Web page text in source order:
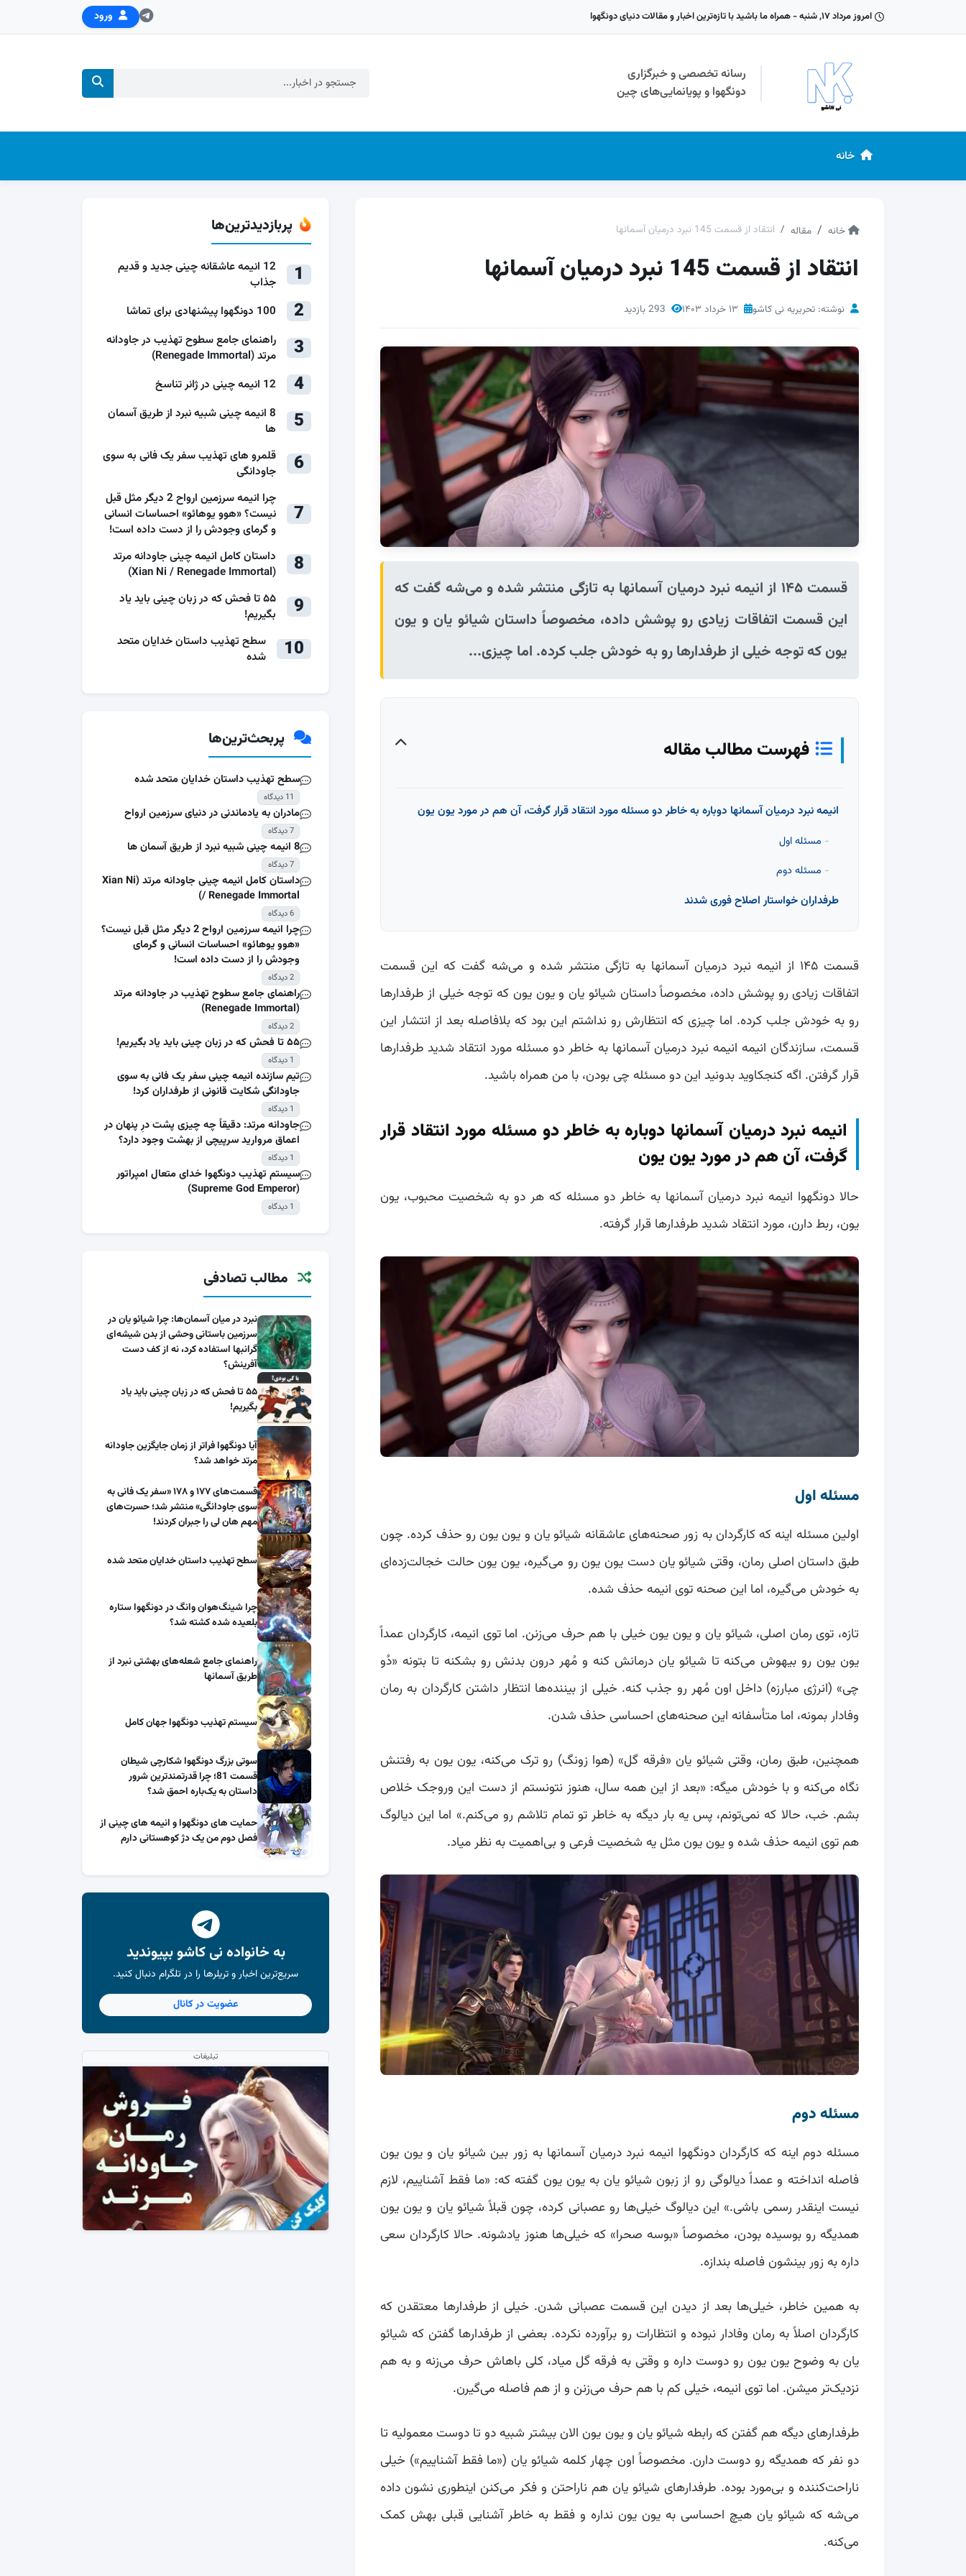
امروز مرداد ۱۷, شنبه - همراه ما باشید با تازه‌ترین اخبار و مقالات دنیای دونگهوا ورود
رسانه تخصصی و خبرگزاری
دونگهوا و پویانمایی‌های چین
خانه
خانه مقاله انتقاد از قسمت 145 نبرد درمیان آسمانها
انتقاد از قسمت 145 نبرد درمیان آسمانها
نوشته: تحریریه نی کاشو ۱۳ خرداد ۱۴۰۳
قسمت ۱۴۵ از انیمه نبرد درمیان آسمانها به تازگی منتشر شده و می‌شه گفت که
این قسمت اتفاقات زیادی رو پوشش داده، مخصوصاً داستان شیائو یان و یون
یون که توجه خیلی از طرفدارها رو به خودش جلب کرده. اما چیزی...
فهرست مطالب مقاله
انیمه نبرد درمیان آسمانها دوباره به خاطر دو مسئله مورد انتقاد قرار گرفت، آن هم در مورد یون یون
مسئله اول
مسئله دوم
طرفداران خواستار اصلاح فوری شدند
قسمت ۱۴۵ از انیمه نبرد درمیان آسمانها به تازگی منتشر شده و می‌شه گفت که این قسمت
اتفاقات زیادی رو پوشش داده، مخصوصاً داستان شیائو یان و یون یون که توجه خیلی از طرفدارها
رو به خودش جلب کرده. اما چیزی که انتظارش رو نداشتم این بود که بلافاصله بعد از انتشار این
قسمت، سازندگان انیمه انیمه نبرد درمیان آسمانها به خاطر دو مسئله مورد انتقاد شدید طرفدارها
قرار گرفتن. اگه کنجکاوید بدونید این دو مسئله چی بودن، با من همراه باشید.
انیمه نبرد درمیان آسمانها دوباره به خاطر دو مسئله مورد انتقاد قرار
گرفت، آن هم در مورد یون یون
حالا دونگهوا انیمه نبرد درمیان آسمانها به خاطر دو مسئله که هر دو به شخصیت محبوب، یون
یون، ربط دارن، مورد انتقاد شدید طرفدارها قرار گرفته.
مسئله اول
اولین مسئله اینه که کارگردان به زور صحنه‌های عاشقانه شیائو یان و یون یون رو حذف کرده. چون
طبق داستان اصلی رمان، وقتی شیائو یان دست یون یون رو می‌گیره، یون یون حالت خجالت‌زده‌ای
به خودش می‌گیره، اما این صحنه توی انیمه حذف شده.
تازه، توی رمان اصلی، شیائو یان و یون یون خیلی با هم حرف می‌زنن. اما توی انیمه، کارگردان عمداً
یون یون رو بیهوش می‌کنه تا شیائو یان درمانش کنه و مُهر درون بدنش رو بشکنه تا بتونه «دُو
چی» (انرژی مبارزه) داخل اون مُهر رو جذب کنه. خیلی از بیننده‌ها انتظار داشتن کارگردان به رمان
وفادار بمونه، اما متأسفانه این صحنه‌های احساسی حذف شدن.
همچنین، طبق رمان، وقتی شیائو یان «فرقه گل» (هوا زونگ) رو ترک می‌کنه، یون یون به رفتنش
نگاه می‌کنه و با خودش میگه: «بعد از این همه سال، هنوز نتونستم از دست این وروجک خلاص
بشم. خب، حالا که نمی‌تونم، پس یه بار دیگه به خاطر تو تمام تلاشم رو می‌کنم.» اما این دیالوگ
هم توی انیمه حذف شده و یون یون مثل یه شخصیت فرعی و بی‌اهمیت به نظر میاد.
مسئله دوم
مسئله دوم اینه که کارگردان دونگهوا انیمه نبرد درمیان آسمانها به زور بین شیائو یان و یون یون
فاصله انداخته و عمداً دیالوگی رو از زبون شیائو یان به یون یون گفته که: «ما فقط آشناییم، لازم
نیست اینقدر رسمی باشی.» این دیالوگ خیلی‌ها رو عصبانی کرده، چون قبلاً شیائو یان و یون یون
همدیگه رو بوسیده بودن، مخصوصاً «بوسه صحرا» که خیلی‌ها هنوز یادشونه. حالا کارگردان سعی
داره به زور بینشون فاصله بندازه.
به همین خاطر، خیلی‌ها بعد از دیدن این قسمت عصبانی شدن. خیلی از طرفدارها معتقدن که
کارگردان اصلاً به رمان وفادار نبوده و انتظارات رو برآورده نکرده. بعضی از طرفدارها گفتن که شیائو
یان به وضوح یون یون رو دوست داره و وقتی به فرقه گل میاد، کلی باهاش حرف می‌زنه و به هم
نزدیک‌تر میشن. اما توی انیمه، خیلی کم با هم حرف می‌زنن و از هم فاصله می‌گیرن.
طرفدارهای دیگه هم گفتن که رابطه شیائو یان و یون یون الان بیشتر شبیه دو تا دوست معمولیه تا
دو نفر که همدیگه رو دوست دارن. مخصوصاً اون چهار کلمه شیائو یان («ما فقط آشناییم») خیلی
ناراحت‌کننده و بی‌مورد بوده. طرفدارهای شیائو یان هم ناراحتن و فکر می‌کنن اینطوری نشون داده
می‌شه که شیائو یان هیچ احساسی به یون یون نداره و فقط به خاطر آشنایی قبلی بهش کمک
می‌کنه.
پربازدیدترین‌ها
1
12 انیمه عاشقانه چینی جدید و قدیم
جذاب
2 100 دونگهوا پیشنهادی برای تماشا
3
راهنمای جامع سطوح تهذیب در جاودانه
مرتد (Renegade Immortal)
4 12 انیمه چینی در ژانر تناسخ
5
8 انیمه چینی شبیه نبرد از طریق آسمان
ها
6
قلمرو های تهذیب سفر یک فانی به سوی
جاودانگی
7
چرا انیمه سرزمین ارواح 2 دیگر مثل قبل
نیست؟ «هوو یوهائو» احساسات انسانی
و گرمای وجودش را از دست داده است!
8
داستان کامل انیمه چینی جاودانه مرتد
(Xian Ni / Renegade Immortal)
9
۵۵ تا فحش که در زبان چینی باید یاد
بگیریم!
10
سطح تهذیب داستان خدایان متحد
شده
پربحث‌ترین‌ها
سطح تهذیب داستان خدایان متحد شده
11 دیدگاه
مادران به یادماندنی در دنیای سرزمین ارواح
7 دیدگاه
8 انیمه چینی شبیه نبرد از طریق آسمان ها
7 دیدگاه
داستان کامل انیمه چینی جاودانه مرتد (Xian Ni
/ Renegade Immortal)
6 دیدگاه
چرا انیمه سرزمین ارواح 2 دیگر مثل قبل نیست؟
«هوو یوهائو» احساسات انسانی و گرمای
وجودش را از دست داده است!
2 دیدگاه
راهنمای جامع سطوح تهذیب در جاودانه مرتد
(Renegade Immortal)
2 دیدگاه
۵۵ تا فحش که در زبان چینی باید یاد بگیریم!
1 دیدگاه
تیم سازنده انیمه چینی سفر یک فانی به سوی
جاودانگی شکایت قانونی از طرفداران کرد!
1 دیدگاه
جاودانه مرتد: دقیقاً چه چیزی پشت درِ پنهان در
اعماق مروارید سرپیچی از بهشت وجود دارد؟
1 دیدگاه
سیستم تهذیب دونگهوا خدای متعال امپراتور
(Supreme God Emperor)
1 دیدگاه
مطالب تصادفی
نبرد در میان آسمان‌ها: چرا شیائو یان در
سرزمین باستانی وحشی از بدن شیشه‌ای
گرانبها استفاده کرد، نه از کف دست
آفرینش؟
۵۵ تا فحش که در زبان چینی باید یاد
بگیریم!
آیا دونگهوا فراتر از زمان جایگزین جاودانه
مرتد خواهد شد؟
قسمت‌های ۱۷۷ و ۱۷۸ «سفر یک فانی به
سوی جاودانگی» منتشر شد؛ حسرت‌های
مهم هان لی را جبران کردند!
سطح تهذیب داستان خدایان متحد شده
چرا شینگ‌هوان وانگ در دونگهوا ستاره
بلعیده شده کشته شد؟
راهنمای جامع شعله‌های بهشتی نبرد از
طریق آسمانها
سیستم تهذیب دونگهوا جهان کامل
سوتی بزرگ دونگهوا شکارچی شیطان
قسمت 81؛ چرا قدرتمندترین شرور
داستان به یک‌باره احمق شد؟
حمایت های دونگهوا و انیمه های چینی از
فصل دوم من یک دژ کوهستانی دارم
به خانواده نی کاشو بپیوندید
سریع‌ترین اخبار و تریلرها را در تلگرام دنبال کنید.
عضویت در کانال
تبلیغات